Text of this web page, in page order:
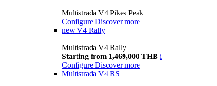
Multistrada V4 Pikes Peak
Configure Discover more
new V4 Rally
Multistrada V4 Rally
Starting from 1,469,000 THB i
Configure Discover more
Multistrada V4 RS